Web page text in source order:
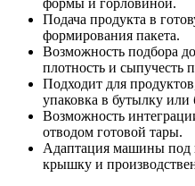
формы и горловиной.
Подача продукта в
формирования пакета.
Возможность подбора
плотность и сыпучесть
Подходит для
упаковка в бутылку или
Возможность
отводом готовой тары.
Адаптация машины под
крышку и